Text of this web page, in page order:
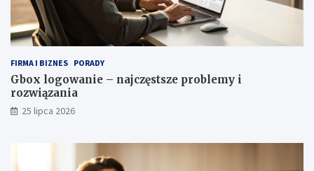
FIRMA I BIZNES PORADY
Gbox logowanie – najczęstsze problemy i
rozwiązania
25 lipca 2026